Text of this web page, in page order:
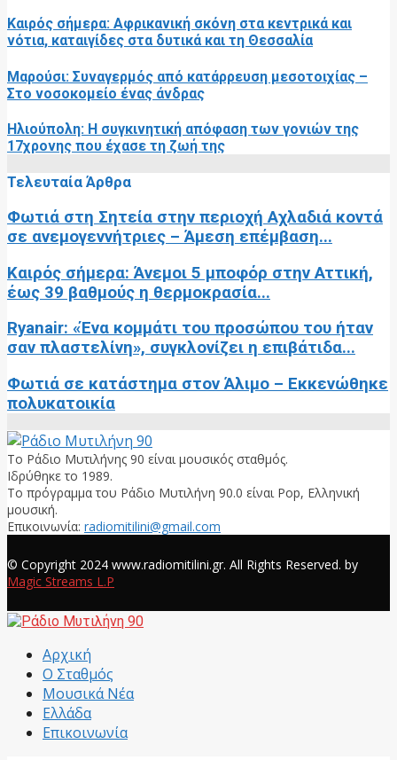
Καιρός σήμερα: Αφρικανική σκόνη στα κεντρικά και
νότια, καταιγίδες στα δυτικά και τη Θεσσαλία
Μαρούσι: Συναγερμός από κατάρρευση μεσοτοιχίας –
Στο νοσοκομείο ένας άνδρας
Ηλιούπολη: Η συγκινητική απόφαση των γονιών της
17χρονης που έχασε τη ζωή της
Τελευταία Άρθρα
Φωτιά στη Σητεία στην περιοχή Αχλαδιά κοντά
σε ανεμογεννήτριες – Άμεση επέμβαση...
Καιρός σήμερα: Άνεμοι 5 μποφόρ στην Αττική,
έως 39 βαθμούς η θερμοκρασία...
Ryanair: «Ένα κομμάτι του προσώπου του ήταν
σαν πλαστελίνη», συγκλονίζει η επιβάτιδα...
Φωτιά σε κατάστημα στον Άλιμο – Εκκενώθηκε
πολυκατοικία
Το Ράδιο Μυτιλήνης 90 είναι μουσικός σταθμός.
Ιδρύθηκε το 1989.
Το πρόγραμμα του Ράδιο Μυτιλήνη 90.0 είναι Pop, Ελληνική
μουσική.
Επικοινωνία: radiomitilini@gmail.com
© Copyright 2024 www.radiomitilini.gr. All Rights Reserved. by
Magic Streams L.P
Αρχική
Ο Σταθμός
Μουσικά Νέα
Ελλάδα
Επικοινωνία